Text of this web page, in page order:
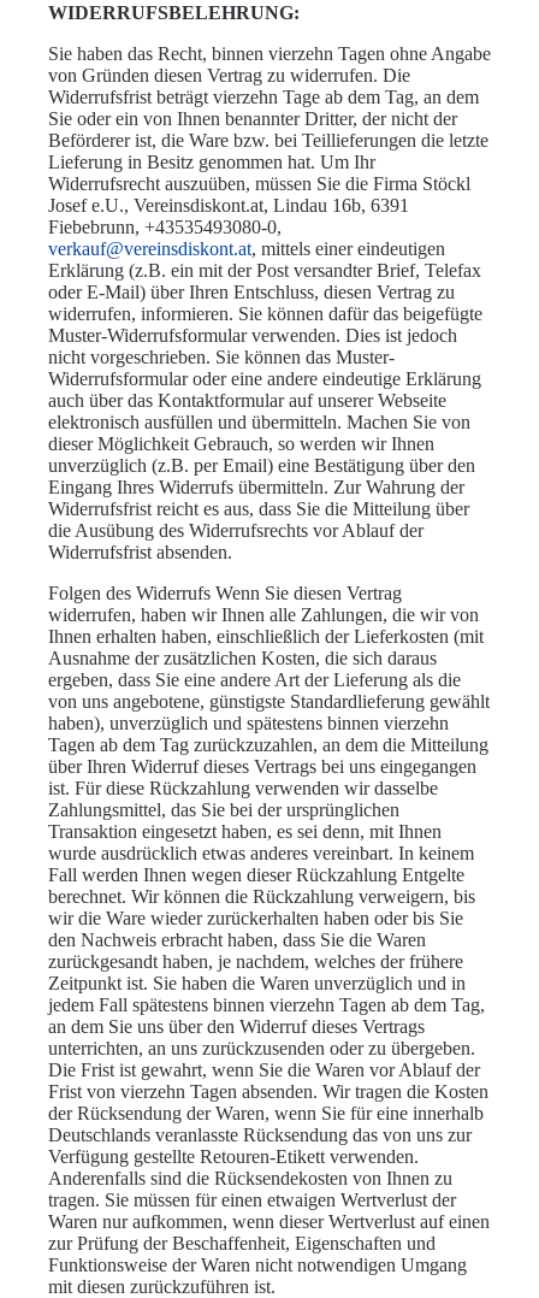
WIDERRUFSBELEHRUNG:
Sie haben das Recht, binnen vierzehn Tagen ohne Angabe
von Gründen diesen Vertrag zu widerrufen. Die
Widerrufsfrist beträgt vierzehn Tage ab dem Tag, an dem
Sie oder ein von Ihnen benannter Dritter, der nicht der
Beförderer ist, die Ware bzw. bei Teillieferungen die letzte
Lieferung in Besitz genommen hat. Um Ihr
Widerrufsrecht auszuüben, müssen Sie die Firma Stöckl
Josef e.U., Vereinsdiskont.at, Lindau 16b, 6391
Fiebebrunn, +43535493080-0,
verkauf@vereinsdiskont.at, mittels einer eindeutigen
Erklärung (z.B. ein mit der Post versandter Brief, Telefax
oder E-Mail) über Ihren Entschluss, diesen Vertrag zu
widerrufen, informieren. Sie können dafür das beigefügte
Muster-Widerrufsformular verwenden. Dies ist jedoch
nicht vorgeschrieben. Sie können das Muster-
Widerrufsformular oder eine andere eindeutige Erklärung
auch über das Kontaktformular auf unserer Webseite
elektronisch ausfüllen und übermitteln. Machen Sie von
dieser Möglichkeit Gebrauch, so werden wir Ihnen
unverzüglich (z.B. per Email) eine Bestätigung über den
Eingang Ihres Widerrufs übermitteln. Zur Wahrung der
Widerrufsfrist reicht es aus, dass Sie die Mitteilung über
die Ausübung des Widerrufsrechts vor Ablauf der
Widerrufsfrist absenden.
Folgen des Widerrufs Wenn Sie diesen Vertrag
widerrufen, haben wir Ihnen alle Zahlungen, die wir von
Ihnen erhalten haben, einschließlich der Lieferkosten (mit
Ausnahme der zusätzlichen Kosten, die sich daraus
ergeben, dass Sie eine andere Art der Lieferung als die
von uns angebotene, günstigste Standardlieferung gewählt
haben), unverzüglich und spätestens binnen vierzehn
Tagen ab dem Tag zurückzuzahlen, an dem die Mitteilung
über Ihren Widerruf dieses Vertrags bei uns eingegangen
ist. Für diese Rückzahlung verwenden wir dasselbe
Zahlungsmittel, das Sie bei der ursprünglichen
Transaktion eingesetzt haben, es sei denn, mit Ihnen
wurde ausdrücklich etwas anderes vereinbart. In keinem
Fall werden Ihnen wegen dieser Rückzahlung Entgelte
berechnet. Wir können die Rückzahlung verweigern, bis
wir die Ware wieder zurückerhalten haben oder bis Sie
den Nachweis erbracht haben, dass Sie die Waren
zurückgesandt haben, je nachdem, welches der frühere
Zeitpunkt ist. Sie haben die Waren unverzüglich und in
jedem Fall spätestens binnen vierzehn Tagen ab dem Tag,
an dem Sie uns über den Widerruf dieses Vertrags
unterrichten, an uns zurückzusenden oder zu übergeben.
Die Frist ist gewahrt, wenn Sie die Waren vor Ablauf der
Frist von vierzehn Tagen absenden. Wir tragen die Kosten
der Rücksendung der Waren, wenn Sie für eine innerhalb
Deutschlands veranlasste Rücksendung das von uns zur
Verfügung gestellte Retouren-Etikett verwenden.
Anderenfalls sind die Rücksendekosten von Ihnen zu
tragen. Sie müssen für einen etwaigen Wertverlust der
Waren nur aufkommen, wenn dieser Wertverlust auf einen
zur Prüfung der Beschaffenheit, Eigenschaften und
Funktionsweise der Waren nicht notwendigen Umgang
mit diesen zurückzuführen ist.